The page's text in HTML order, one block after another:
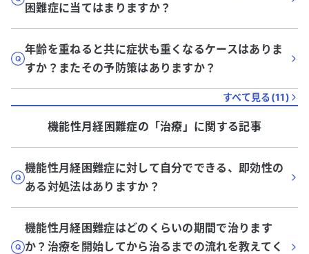
困難症に当てはまりますか？
年齢を重ねると共に症状も重くなるケースはありま
すか？またその予防策はありますか？
すべて見る(11)
機能性月経困難症の「治療 」に関する記事
機能性月経困難症に対して自分でできる、即効性の
ある対処法はありますか？
機能性月経困難症はどのくらいの期間で治ります
か？治療を開始してから治るまでの流れを教えてく